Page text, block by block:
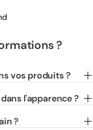
?
vos produits ?
l'apparence ?
?